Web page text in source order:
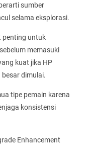
sumber
selama eksplorasi.
penting untuk
memasuki
kuat jika HP
dimulai.
tipe pemain karena
konsistensi
Enhancement